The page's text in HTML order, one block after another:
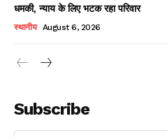
धमकी, न्याय के लिए भटक रहा परिवार
स्थानीय August 6, 2026
Subscribe